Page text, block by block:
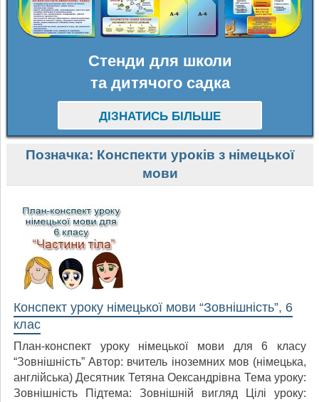
Стенди для школи
та дитячого садка
ДІЗНАТИСЬ БІЛЬШЕ
Позначка: Конспекти уроків з німецької
мови
Конспект уроку німецької мови “Зовнішність”, 6
клас
План-конспект уроку німецької мови для 6 класу
“Зовнішність” Автор: вчитель іноземних мов (німецька,
англійська) Десятник Тетяна Оександрівна Тема уроку:
Зовнішність Підтема: Зовнішній вигляд Цілі уроку: